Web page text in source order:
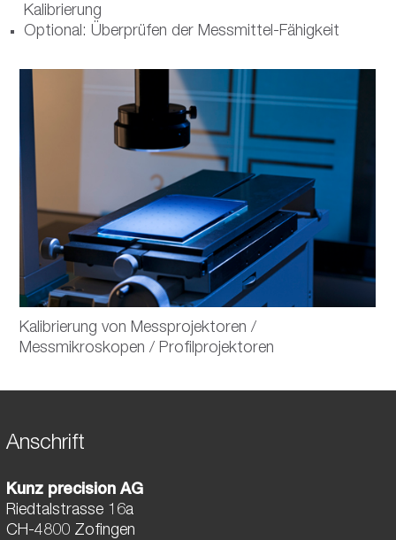
Kalibrierung
Optional: Überprüfen der Messmittel-Fähigkeit
Kalibrierung von Messprojektoren /
Messmikroskopen / Profilprojektoren
Anschrift
Kunz precision AG
Riedtalstrasse 16a
CH-4800 Zofingen